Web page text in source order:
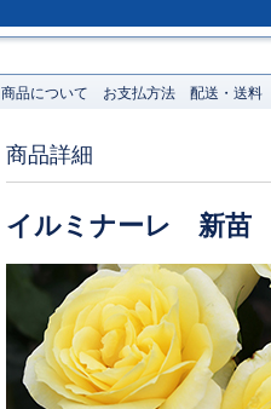
商品について お支払方法 配送・送料
商品詳細
イルミナーレ 新苗